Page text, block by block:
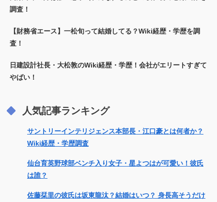
調査！
【財務省エース】一松旬って結婚してる？Wiki経歴・学歴を調
査！
日建設計社長・大松敦のWiki経歴・学歴！会社がエリートすぎて
やばい！
人気記事ランキング
サントリーインテリジェンス本部長・江口豪とは何者か？
Wiki経歴・学歴調査
仙台育英野球部ベンチ入り女子・星よつはが可愛い！彼氏
は誰？
佐藤栞里の彼氏は坂東龍汰？結婚はいつ？ 身長高そうだけ